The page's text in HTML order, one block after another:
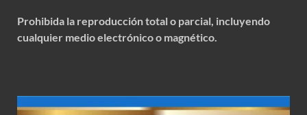
Prohibida la reproducción total o parcial, incluyendo
cualquier medio electrónico o magnético.